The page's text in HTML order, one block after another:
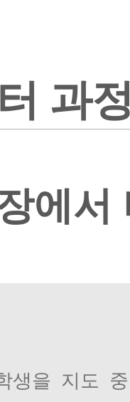
과정
에서
생을 지도